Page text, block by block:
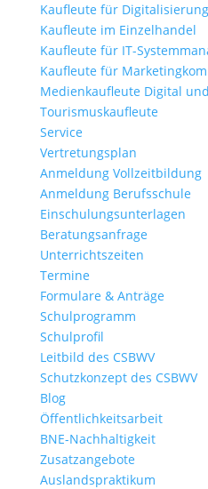
Kaufleute für
Kaufleute im Einzelhandel
Kaufleute für IT-
Kaufleute für
Medienkaufleute Digital
Tourismuskaufleute
Service
Vertretungsplan
Anmeldung Vollzeitbildung
Anmeldung Berufsschule
Einschulungsunterlagen
Beratungsanfrage
Unterrichtszeiten
Termine
Formulare & Anträge
Schulprogramm
Schulprofil
Leitbild des CSBWV
Schutzkonzept des CSBWV
Blog
Öffentlichkeitsarbeit
BNE-Nachhaltigkeit
Zusatzangebote
Auslandspraktikum